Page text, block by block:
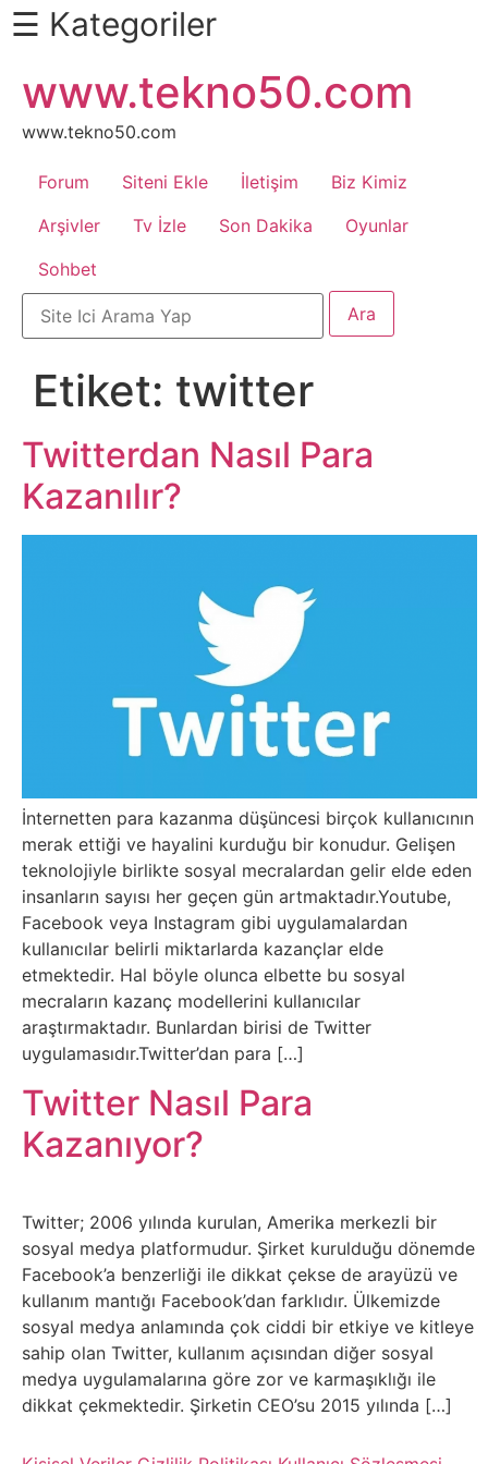
Daha
Fazlası
İçin
Kaydır
Android
Apk
Arabalar
Bankacılık
İşlemleri
Belgesel
Bilgisayar
Bitcoin
Çizgi
Film
Diğer
Sosyal
Medyalar
Dokümanlar
Download
E-
Devlet
Eğitim
☰ Kategoriler
atla
www.tekno50.com
www.tekno50.com
Forum Siteni Ekle İletişim
Biz Kimiz
Arşivler
Tv İzle Son Dakika
Oyunlar
Sohbet
Etiket: twitter
Twitterdan Nasıl Para
Kazanılır?
İnternetten para kazanma düşüncesi birçok kullanıcının
merak ettiği ve hayalini kurduğu bir konudur. Gelişen
teknolojiyle birlikte sosyal mecralardan gelir elde eden
insanların sayısı her geçen gün artmaktadır.Youtube,
Facebook veya Instagram gibi uygulamalardan
kullanıcılar belirli miktarlarda kazançlar elde
etmektedir. Hal böyle olunca elbette bu sosyal
mecraların kazanç modellerini kullanıcılar
araştırmaktadır. Bunlardan birisi de Twitter
uygulamasıdır.Twitter’dan para […]
Twitter Nasıl Para
Kazanıyor?
Twitter; 2006 yılında kurulan, Amerika merkezli bir
sosyal medya platformudur. Şirket kurulduğu dönemde
Facebook’a benzerliği ile dikkat çekse de arayüzü ve
kullanım mantığı Facebook’dan farklıdır. Ülkemizde
sosyal medya anlamında çok ciddi bir etkiye ve kitleye
sahip olan Twitter, kullanım açısından diğer sosyal
medya uygulamalarına göre zor ve karmaşıklığı ile
dikkat çekmektedir. Şirketin CEO’su 2015 yılında […]